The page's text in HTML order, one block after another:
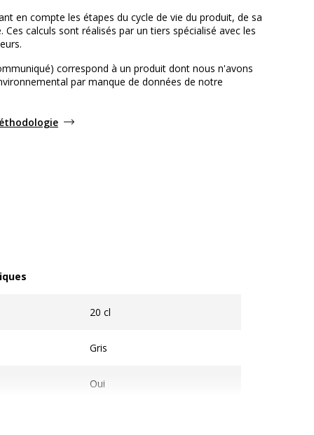
en compte les étapes du cycle de vie du produit, de sa
calculs sont réalisés par un tiers spécialisé avec les
correspond à un produit dont nous n'avons
par manque de données de notre
20 cl
Gris
Oui